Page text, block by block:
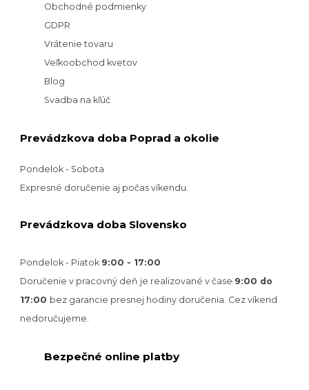
Obchodné podmienky
GDPR
Vrátenie tovaru
Veľkoobchod kvetov
Blog
Svadba na kľúč
Prevádzkova doba Poprad a okolie
Pondelok - Sobota
Expresné doručenie aj počas víkendu.
Prevádzkova doba Slovensko
Pondelok - Piatok 9:00 - 17:00
Doručenie v pracovný deň je realizované v čase 9:00 do
17:00 bez garancie presnej hodiny doručenia. Cez víkend
nedoručujeme.
Bezpečné online platby